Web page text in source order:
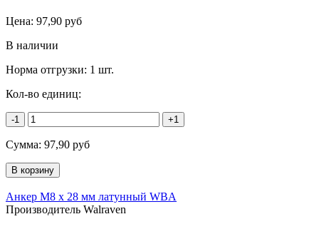
Цена: 97,90 руб
В наличии
Норма отгрузки: 1 шт.
Кол-во единиц:
-1 +1
Сумма: 97,90 руб
Анкер М8 х 28 мм латунный WBA
Производитель Walraven